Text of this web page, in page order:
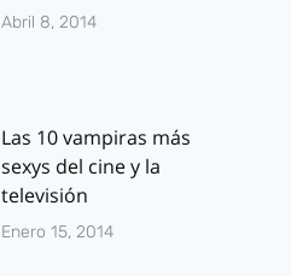
Abril 8, 2014
Las 10 vampiras más
sexys del cine y la
televisión
Enero 15, 2014